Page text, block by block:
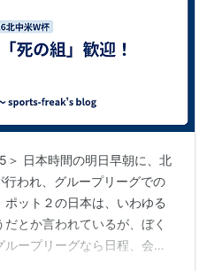
＞ 日本時間の明日早朝に、北
われ、グループリーグでの
ット２の日本は、いわゆる
だとか言われているが、ぼく
ープリーグなら日程、会場